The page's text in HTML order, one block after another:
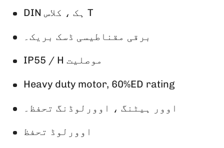
DIN ہک ، کلاس T
برقی مقناطیسی ڈسک بریک۔
IP55 / H موصلیت
Heavy duty motor, 60%ED rating
اوور ہیٹنگ ، اوورلوڈنگ تحفظ۔
اوورلوڈ تحفظ